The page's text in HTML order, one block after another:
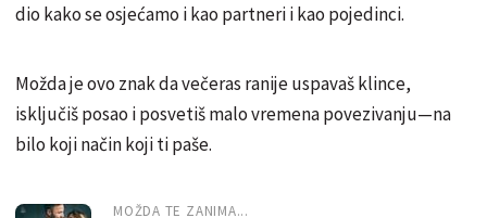
dio kako se osjećamo i kao partneri i kao pojedinci.
Možda je ovo znak da večeras ranije uspavaš klince,
isključiš posao i posvetiš malo vremena povezivanju—na
bilo koji način koji ti paše.
MOŽDA TE ZANIMA...